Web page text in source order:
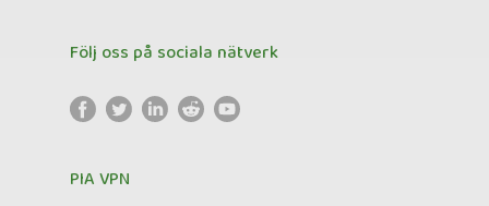
Följ oss på sociala nätverk
PIA VPN